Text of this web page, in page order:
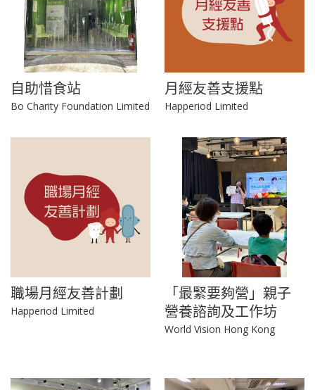
自助惜食站
Bo Charity Foundation Limited
月經友善支援點
Happeriod Limited
職場月經友善計劃
Happeriod Limited
「最緊要夠營」親子
營養諮詢及工作坊
World Vision Hong Kong